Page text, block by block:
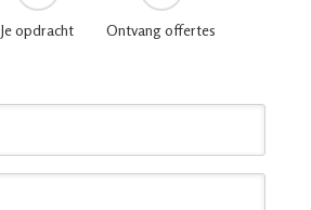
Je opdracht Ontvang offertes